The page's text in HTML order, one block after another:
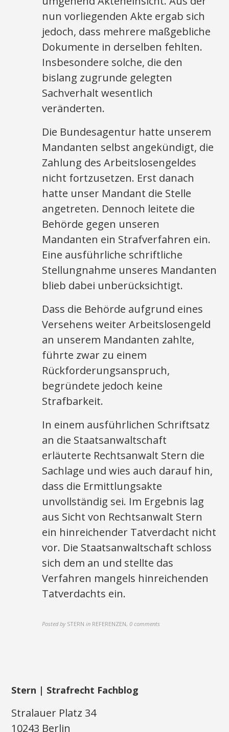
nun vorliegenden Akte ergab sich
jedoch, dass mehrere maßgebliche
Dokumente in derselben fehlten.
Insbesondere solche, die den
bislang zugrunde gelegten
Sachverhalt wesentlich
veränderten.
Die Bundesagentur hatte unserem
Mandanten selbst angekündigt, die
Zahlung des Arbeitslosengeldes
nicht fortzusetzen. Erst danach
hatte unser Mandant die Stelle
angetreten. Dennoch leitete die
Behörde gegen unseren
Mandanten ein Strafverfahren ein.
Eine ausführliche schriftliche
Stellungnahme unseres Mandanten
blieb dabei unberücksichtigt.
Dass die Behörde aufgrund eines
Versehens weiter Arbeitslosengeld
an unserem Mandanten zahlte,
führte zwar zu einem
Rückforderungsanspruch,
begründete jedoch keine
Strafbarkeit.
In einem ausführlichen Schriftsatz
an die Staatsanwaltschaft
erläuterte Rechtsanwalt Stern die
Sachlage und wies auch darauf hin,
dass die Ermittlungsakte
unvollständig sei. Im Ergebnis lag
aus Sicht von Rechtsanwalt Stern
ein hinreichender Tatverdacht nicht
vor. Die Staatsanwaltschaft schloss
sich dem an und stellte das
Verfahren mangels hinreichenden
Tatverdachts ein.
Posted by STERN in REFERENZEN,0 comments
Stern | Strafrecht Fachblog
Stralauer Platz 34
10243 Berlin